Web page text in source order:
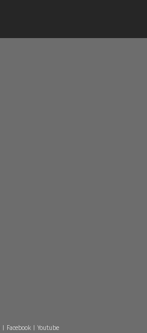
| Facebook| Youtube